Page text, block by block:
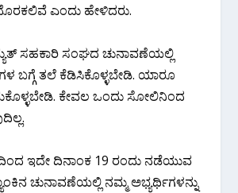
ಎಂದು ಹೇಳಿದರು.
ಸಹಕಾರಿ ಸಂಘದ ಚುನಾವಣೆಯಲ್ಲಿ
ಬಗ್ಗೆ ತಲೆ ಕೆಡಿಸಿಕೊಳ್ಳಬೇಡಿ. ಯಾರೂ
ಕೇವಲ ಒಂದು ಸೋಲಿನಿಂದ
ಇದೇ ದಿನಾಂಕ 19 ರಂದು ನಡೆಯುವ
ಚುನಾವಣೆಯಲ್ಲಿ ನಮ್ಮ ಅಭ್ಯರ್ಥಿಗಳನ್ನು